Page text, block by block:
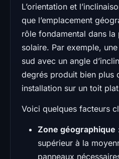
L’orientation et
que l’emplacement
rôle fondamental dans la
solaire. Par exemple,
sud avec un angle
degrés produit bien plus
installation sur un toit
Voici quelques facteurs
Zone géographique
supérieur à la
panneaux